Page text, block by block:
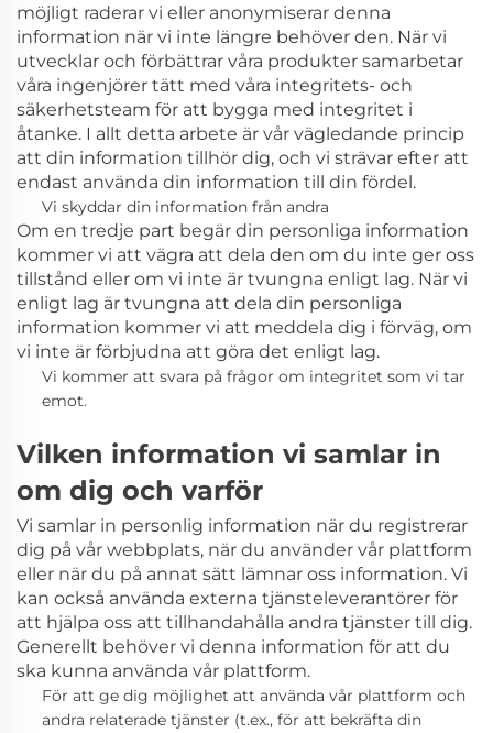
möjligt raderar vi eller anonymiserar denna
information när vi inte längre behöver den. När vi
utvecklar och förbättrar våra produkter samarbetar
våra ingenjörer tätt med våra integritets- och
säkerhetsteam för att bygga med integritet i
åtanke. I allt detta arbete är vår vägledande princip
att din information tillhör dig, och vi strävar efter att
endast använda din information till din fördel.
Vi skyddar din information från andra
Om en tredje part begär din personliga information
kommer vi att vägra att dela den om du inte ger oss
tillstånd eller om vi inte är tvungna enligt lag. När vi
enligt lag är tvungna att dela din personliga
information kommer vi att meddela dig i förväg, om
vi inte är förbjudna att göra det enligt lag.
Vi kommer att svara på frågor om integritet som vi tar
emot.
Vilken information vi samlar in
om dig och varför
Vi samlar in personlig information när du registrerar
dig på vår webbplats, när du använder vår plattform
eller när du på annat sätt lämnar oss information. Vi
kan också använda externa tjänsteleverantörer för
att hjälpa oss att tillhandahålla andra tjänster till dig.
Generellt behöver vi denna information för att du
ska kunna använda vår plattform.
För att ge dig möjlighet att använda vår plattform och
andra relaterade tjänster (t.ex., för att bekräfta din